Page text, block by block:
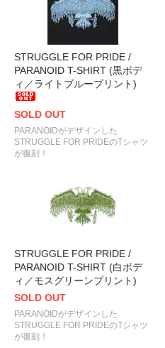
STRUGGLE FOR PRIDE /
PARANOID T-SHIRT (黒ボデ
ィ／ライトブループリント)
SOLD OUT
PARANOIDがデザインした
STRUGGLE FOR PRIDEのTシャツ
が復刻！
STRUGGLE FOR PRIDE /
PARANOID T-SHIRT (白ボデ
ィ／モスグリーンプリント)
SOLD OUT
PARANOIDがデザインした
STRUGGLE FOR PRIDEのTシャツ
が復刻！